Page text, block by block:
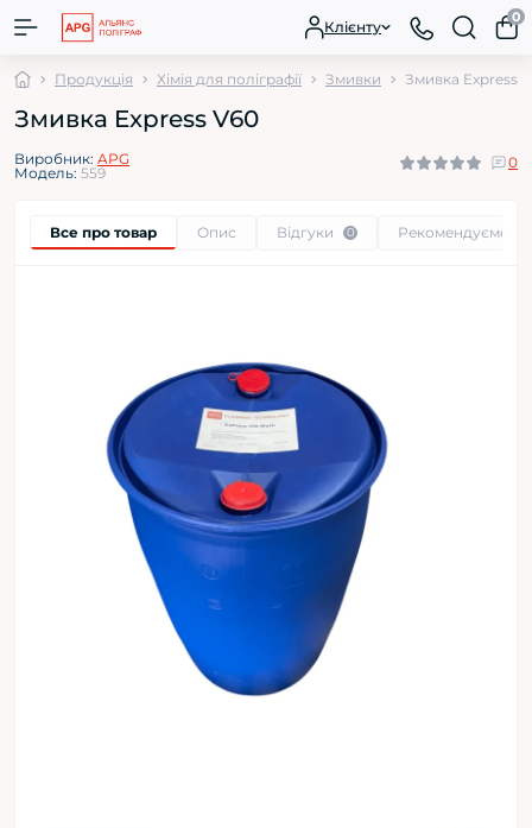
Клієнту
0
Продукція Хімія для поліграфії Змивки Змивка Express
Змивка Express V60
Виробник: APG
Модель: 559
0
Все про товар Опис Відгуки 0 Рекомендуємо